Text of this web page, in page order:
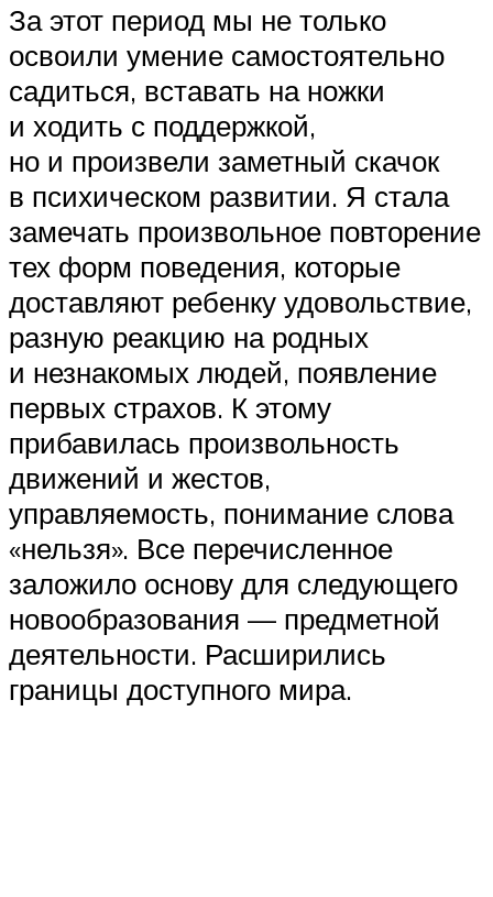
За этот период мы не только
освоили умение самостоятельно
садиться, вставать на ножки
и ходить с поддержкой,
но и произвели заметный скачок
в психическом развитии. Я стала
замечать произвольное повторение
тех форм поведения, которые
доставляют ребенку удовольствие,
разную реакцию на родных
и незнакомых людей, появление
первых страхов. К этому
прибавилась произвольность
движений и жестов,
управляемость, понимание слова
«нельзя». Все перечисленное
заложило основу для следующего
новообразования — предметной
деятельности. Расширились
границы доступного мира.